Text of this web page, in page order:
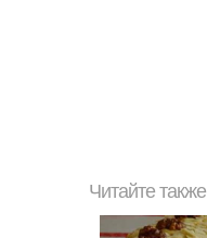
Читайте также